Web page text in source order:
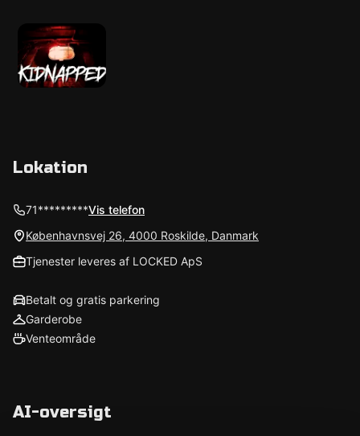
Lokation
71*********Vis telefon
Københavnsvej 26, 4000 Roskilde, Danmark
Tjenester leveres af LOCKED ApS
Betalt og gratis parkering
Garderobe
Venteområde
AI-oversigt